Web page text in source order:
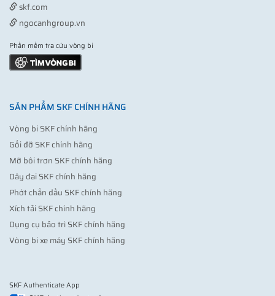
skf.com
ngocanhgroup.vn
Phần mềm tra cứu vòng bi
SẢN PHẨM SKF CHÍNH HÃNG
Vòng bi SKF chính hãng
Gối đỡ SKF chính hãng
Mỡ bôi trơn SKF chính hãng
Dây đai SKF chính hãng
Phớt chắn dầu SKF chính hãng
Xích tải SKF chính hãng
Dụng cụ bảo trì SKF chính hãng
Vòng bi xe máy SKF chính hãng
SKF Authenticate App